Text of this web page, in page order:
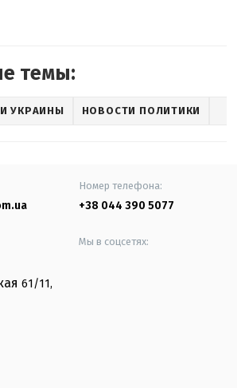
темы:
УКРАИНЫ НОВОСТИ ПОЛИТИКИ
Номер телефона:
+38 044 390 5077
61/11,
Мы в соцсетях: